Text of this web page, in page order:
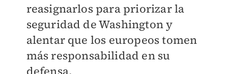
reasignarlos para priorizar la
seguridad de Washington y
alentar que los europeos tomen
más responsabilidad en su
defensa.